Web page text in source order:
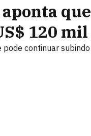
que
120 mil
continuar subindo